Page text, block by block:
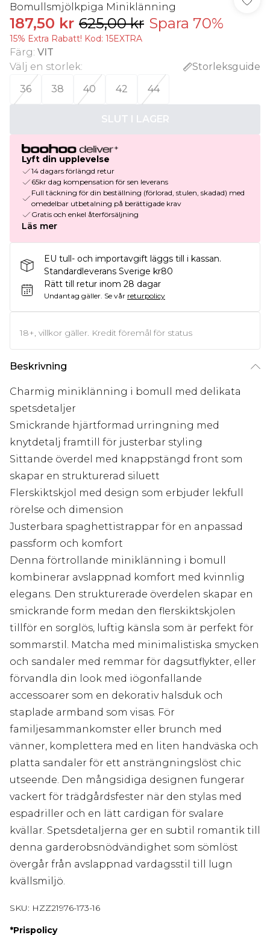
Bomullsmjölkpiga Miniklänning
187,50 kr 625,00 kr Spara 70%
15% Extra Rabatt! Kod: 15EXTRA
Färg: VIT
Välj en storlek:
Storleksguide
36
38 40 42 44
SLUT I LAGER
Lyft din upplevelse
14 dagars förlängd retur
65kr dag kompensation för sen leverans
Full täckning för din beställning (förlorad, stulen, skadad) med
omedelbar utbetalning på berättigade krav
Gratis och enkel återförsäljning
Läs mer
EU tull- och importavgift läggs till i kassan.
Standardleverans Sverige kr80
Rätt till retur inom 28 dagar
Undantag gäller. Se vår returpolicy
18+, villkor gäller. Kredit föremål för status
Beskrivning
Charmig miniklänning i bomull med delikata
spetsdetaljer
Smickrande hjärtformad urringning med
knytdetalj framtill för justerbar styling
Sittande överdel med knappstängd front som
skapar en strukturerad siluett
Flerskiktskjol med design som erbjuder lekfull
rörelse och dimension
Justerbara spaghettistrappar för en anpassad
passform och komfort
Denna förtrollande miniklänning i bomull
kombinerar avslappnad komfort med kvinnlig
elegans. Den strukturerade överdelen skapar en
smickrande form medan den flerskiktskjolen
tillför en sorglös, luftig känsla som är perfekt för
sommarstil. Matcha med minimalistiska smycken
och sandaler med remmar för dagsutflykter, eller
förvandla din look med iögonfallande
accessoarer som en dekorativ halsduk och
staplade armband som visas. För
familjesammankomster eller brunch med
vänner, komplettera med en liten handväska och
platta sandaler för ett ansträngningslöst chic
utseende. Den mångsidiga designen fungerar
vackert för trädgårdsfester när den stylas med
espadriller och en lätt cardigan för svalare
kvällar. Spetsdetaljerna ger en subtil romantik till
denna garderobsnödvändighet som sömlöst
övergår från avslappnad vardagsstil till lugn
kvällsmiljö.
SKU: HZZ21976-173-16
*Prispolicy